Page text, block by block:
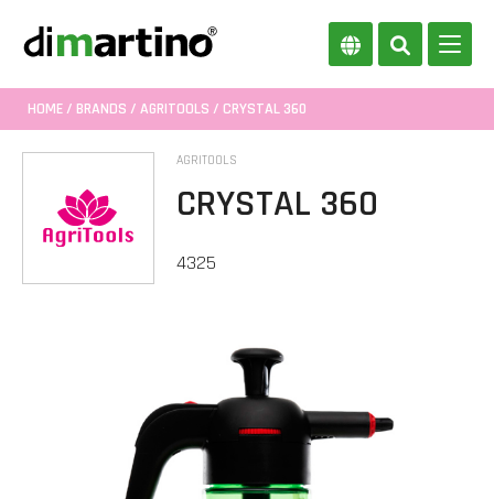
HOME/ BRANDS / AGRITOOLS / CRYSTAL 360
AGRITOOLS
CRYSTAL 360
4325